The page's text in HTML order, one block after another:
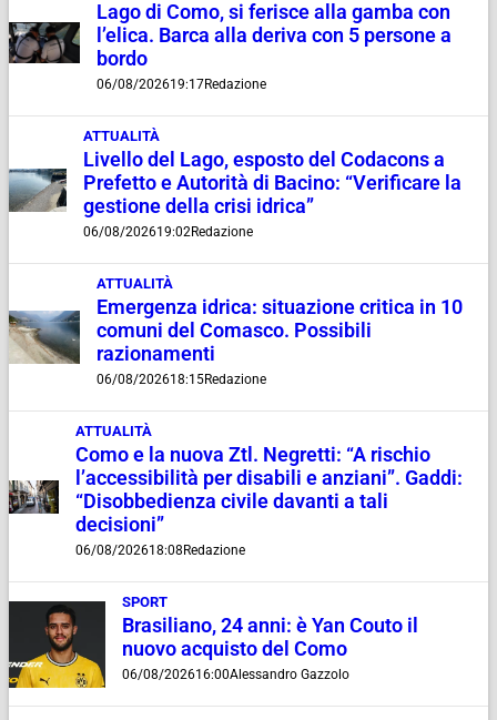
Lago di Como, si ferisce alla gamba con
l’elica. Barca alla deriva con 5 persone a
bordo
06/08/202619:17Redazione
ATTUALITÀ
Livello del Lago, esposto del Codacons a
Prefetto e Autorità di Bacino: “Verificare la
gestione della crisi idrica”
06/08/202619:02Redazione
ATTUALITÀ
Emergenza idrica: situazione critica in 10
comuni del Comasco. Possibili
razionamenti
06/08/202618:15Redazione
ATTUALITÀ
Como e la nuova Ztl. Negretti: “A rischio
l’accessibilità per disabili e anziani”. Gaddi:
“Disobbedienza civile davanti a tali
decisioni”
06/08/202618:08 Redazione
SPORT
Brasiliano, 24 anni: è Yan Couto il
nuovo acquisto del Como
06/08/202616:00Alessandro Gazzolo